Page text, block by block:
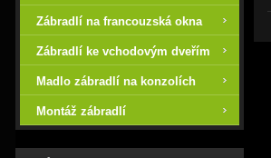
Zábradlí na francouzská okna
Zábradlí ke vchodovým dveřím
Madlo zábradlí na konzolích
Montáž zábradlí